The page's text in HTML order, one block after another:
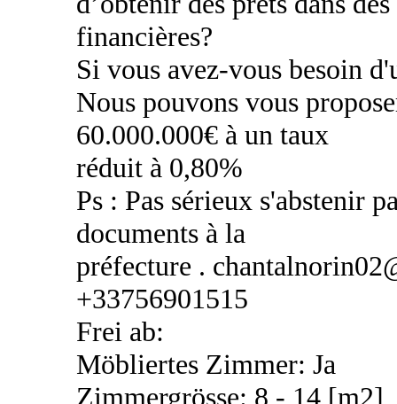
financières?
Si vous avez-vous besoin
Nous pouvons vous
60.000.000€ à un taux
réduit à 0,80%
Ps : Pas sérieux s'abstenir
documents à la
préfecture .
+33756901515
Frei ab:
Möbliertes Zimmer: Ja
Zimmergrösse: 8 - 14 [m2]